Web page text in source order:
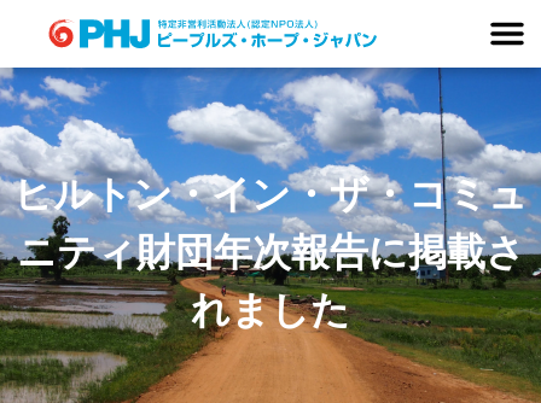
content
ヒルトン・イン・ザ・コミュ
ニティ財団年次報告に掲載さ
れました